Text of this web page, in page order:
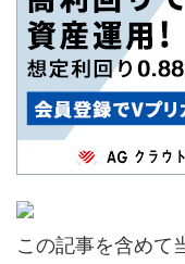
この記事を含めて